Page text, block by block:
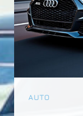
AUTO